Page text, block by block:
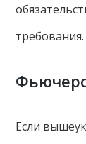
требования.
Если